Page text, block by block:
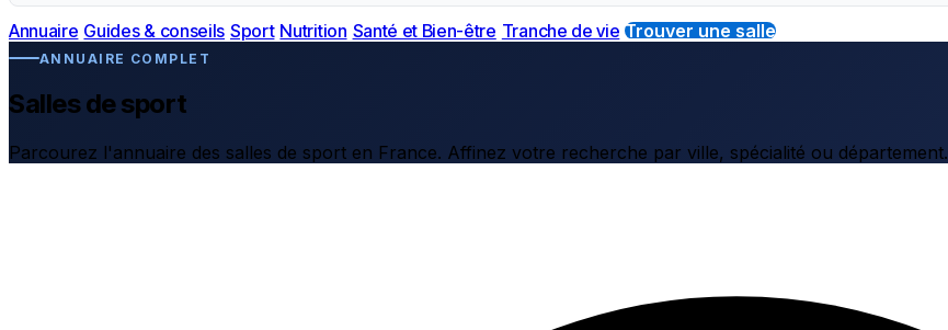
Annuaire Guides & conseils Sport Nutrition Santé et Bien-être Tranche de vie Trouver une salle
ANNUAIRE COMPLET
Salles de sport
Parcourez l'annuaire des salles de sport en France. Affinez votre recherche par ville, spécialité ou département.